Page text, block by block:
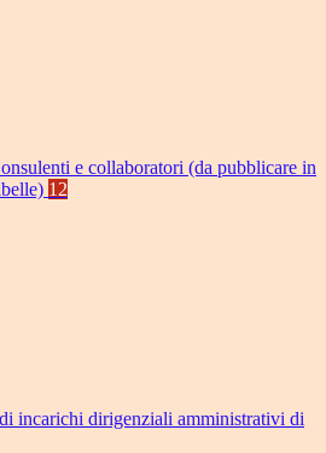
e collaboratori (da pubblicare in
12
incarichi dirigenziali amministrativi di